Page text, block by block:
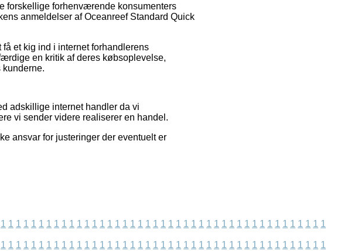
forskellige forhenværende konsumenters
anmeldelser af Oceanreef Standard Quick
et kig ind i internet forhandlerens
en kritik af deres købsoplevelse,
adskillige internet handler da vi
vi sender videre realiserer en handel.
ansvar for justeringer der eventuelt er
1 1 1 1 1 1 1 1 1 1 1 1 1 1 1 1 1 1 1 1 1 1 1 1 1 1 1 1 1 1 1 1 1 1 1 1 1 1 1 1 1 1 1
1 1 1 1 1 1 1 1 1 1 1 1 1 1 1 1 1 1 1 1 1 1 1 1 1 1 1 1 1 1 1 1 1 1 1 1 1 1 1 1 1 1 1